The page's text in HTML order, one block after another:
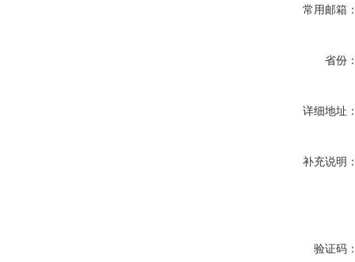
常用邮箱
省份
详细地址
补充说明
验证码